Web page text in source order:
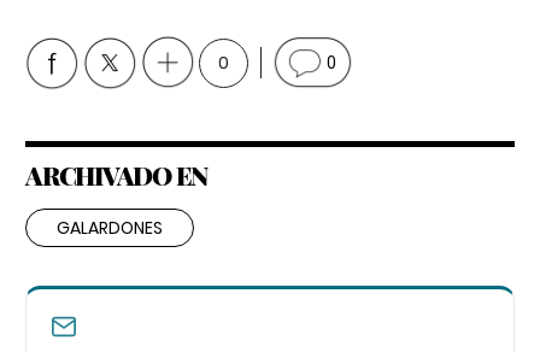
0 0
ARCHIVADO EN
GALARDONES